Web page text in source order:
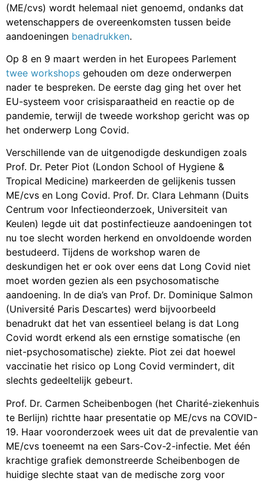
(ME/cvs) wordt helemaal niet genoemd, ondanks dat
wetenschappers de overeenkomsten tussen beide
aandoeningen benadrukken.
Op 8 en 9 maart werden in het Europees Parlement
twee workshops gehouden om deze onderwerpen
nader te bespreken. De eerste dag ging het over het
EU-systeem voor crisisparaatheid en reactie op de
pandemie, terwijl de tweede workshop gericht was op
het onderwerp Long Covid.
Verschillende van de uitgenodigde deskundigen zoals
Prof. Dr. Peter Piot (London School of Hygiene &
Tropical Medicine) markeerden de gelijkenis tussen
ME/cvs en Long Covid. Prof. Dr. Clara Lehmann (Duits
Centrum voor Infectieonderzoek, Universiteit van
Keulen) legde uit dat postinfectieuze aandoeningen tot
nu toe slecht worden herkend en onvoldoende worden
bestudeerd. Tijdens de workshop waren de
deskundigen het er ook over eens dat Long Covid niet
moet worden gezien als een psychosomatische
aandoening. In de dia’s van Prof. Dr. Dominique Salmon
(Université Paris Descartes) werd bijvoorbeeld
benadrukt dat het van essentieel belang is dat Long
Covid wordt erkend als een ernstige somatische (en
niet-psychosomatische) ziekte. Piot zei dat hoewel
vaccinatie het risico op Long Covid vermindert, dit
slechts gedeeltelijk gebeurt.
Prof. Dr. Carmen Scheibenbogen (het Charité-ziekenhuis
te Berlijn) richtte haar presentatie op ME/cvs na COVID-
19. Haar vooronderzoek wees uit dat de prevalentie van
ME/cvs toeneemt na een Sars-Cov-2-infectie. Met één
krachtige grafiek demonstreerde Scheibenbogen de
huidige slechte staat van de medische zorg voor